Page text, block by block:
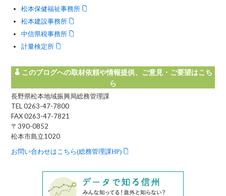
松本保健福祉事務所
松本建設事務所
中信県税事務所
計量検定所
このブログへの取材依頼や情報提供、ご意見・ご要望はこち
ら
長野県松本地域振興局総務管理課
TEL 0263-47-7800
FAX 0263-47-7821
〒390-0852
松本市島立1020
お問い合わせはこちら(総務管理課HP)